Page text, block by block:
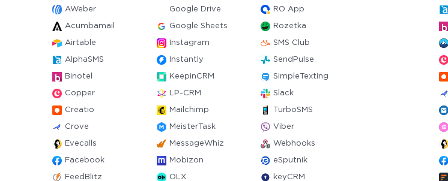
AWeber Google Drive RO App
Acumbamail Google Sheets Rozetka
Airtable Instagram SMS Club
AlphaSMS Instantly SendPulse
Binotel KeepinCRM SimpleTexting
Copper LP-CRM Slack
Creatio Mailchimp TurboSMS
Crove MeisterTask Viber
Evecalls MessageWhiz Webhooks
Facebook Mobizon eSputnik
FeedBlitz OLX keyCRM